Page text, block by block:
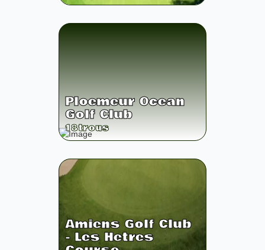
Ploemeur Ocean
Golf Club
18trous
Amiens Golf Club
- Les Hetres